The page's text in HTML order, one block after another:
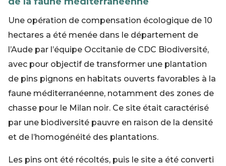
Une opération de compensation écologique de 10
hectares a été menée dans le département de
l’Aude par l’équipe Occitanie de CDC Biodiversité,
avec pour objectif de transformer une plantation
de pins pignons en habitats ouverts favorables à la
faune méditerranéenne, notamment des zones de
chasse pour le Milan noir. Ce site était caractérisé
par une biodiversité pauvre en raison de la densité
et de l’homogénéité des plantations.
Les pins ont été récoltés, puis le site a été converti